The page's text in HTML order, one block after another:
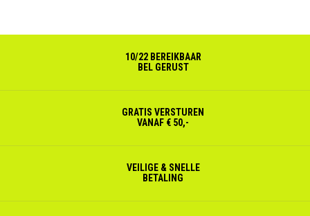
10/22 BEREIKBAAR
BEL GERUST
GRATIS VERSTUREN
VANAF € 50,-
VEILIGE & SNELLE
BETALING